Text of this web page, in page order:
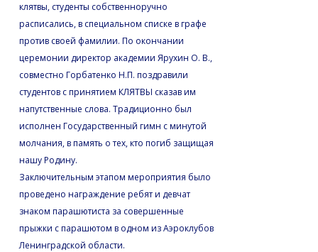
клятвы, студенты собственноручно
расписались, в специальном списке в графе
против своей фамилии. По окончании
церемонии директор академии Ярухин О. В.,
совместно Горбатенко Н.П. поздравили
студентов с принятием КЛЯТВЫ сказав им
напутственные слова. Традиционно был
исполнен Государственный гимн с минутой
молчания, в память о тех, кто погиб защищая
нашу Родину.
Заключительным этапом мероприятия было
проведено награждение ребят и девчат
знаком парашютиста за совершенные
прыжки с парашютом в одном из Аэроклубов
Ленинградской области.